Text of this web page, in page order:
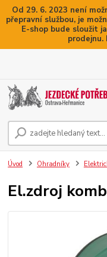
Od 29. 6. 2023 není
přepravní službou, je
E-shop bude sloužit
prodejnu.
Úvod Ohradníky
El.zdroj